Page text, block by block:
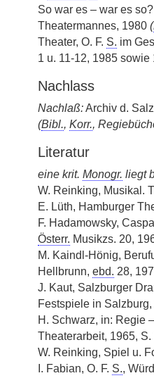
So war es – war es
Theatermannes, 1980 (
Theater, O. F. S. im
1 u. 11-12, 1985 sowie
Nachlass
Nachlaß:Archiv d.
(Bibl., Korr.,
Literatur
eine krit. Monogr. liegt
W. Reinking, Musikal.
E. Lüth, Hamburger
F. Hadamowsky,
Österr. Musikzs. 20,
M. Kaindl-Hönig,
Hellbrunn, ebd. 28,
J. Kaut, Salzburger
Festspiele in
H. Schwarz, in: Regie
Theaterarbeit, 1965, S.
W. Reinking, Spiel u.
I. Fabian, O. F. S.,